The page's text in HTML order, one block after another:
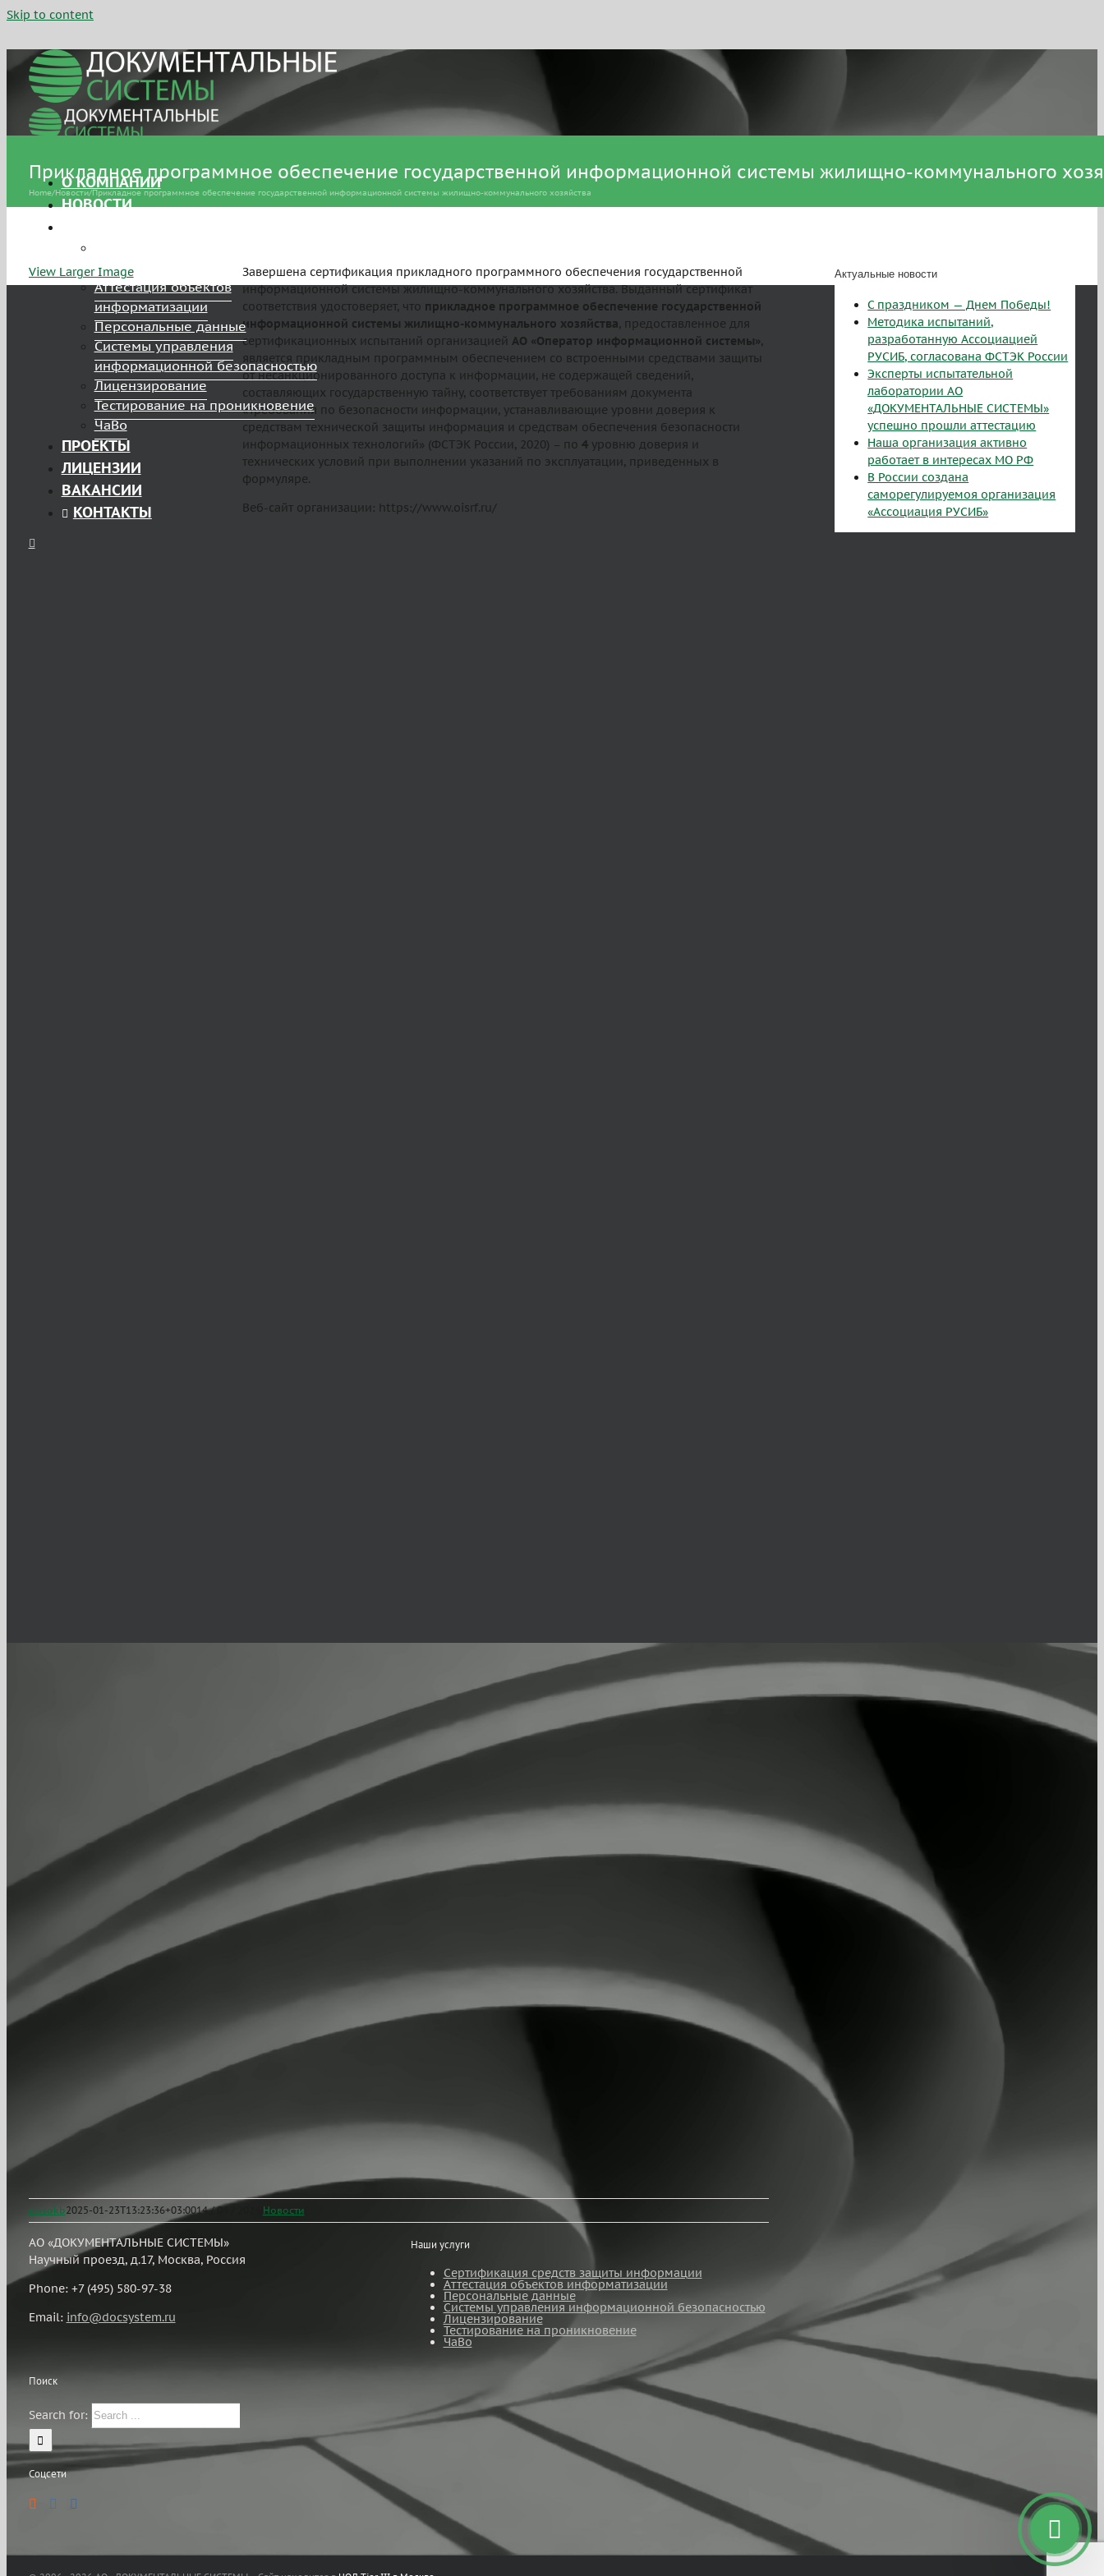
Skip to content
О КОМПАНИИ
НОВОСТИ
информации
Аттестация объектов
информатизации
Персональные данные
Системы управления
информационной безопасностью
Лицензирование
Тестирование на проникновение
ЧаВо
ПРОЕКТЫ
ЛИЦЕНЗИИ
ВАКАНСИИ
КОНТАКТЫ
Прикладное программное обеспечение государственной информационной системы жилищно-коммунального
Home/Новости/Прикладное программное обеспечение государственной информационной системы жилищно-коммунального хозяйства
View Larger Image
Завершена сертификация прикладного программного обеспечения государственной
информационной системы жилищно-коммунального хозяйства. Выданный сертификат
соответствия удостоверяет, что прикладное программное обеспечение государственной
информационной системы жилищно-коммунального хозяйства, предоставленное для
сертификационных испытаний организацией АО «Оператор информационной системы»,
является прикладным программным обеспечением со встроенными средствами защиты
от несанкционированного доступа к информации, не содержащей сведений,
составляющих государственную тайну, соответствует требованиям документа
«Требования по безопасности информации, устанавливающие уровни доверия к
средствам технической защиты информация и средствам обеспечения безопасности
информационных технологий» (ФСТЭК России, 2020) – по 4уровню доверия и
технических условий при выполнении указаний по эксплуатации, приведенных в
формуляре.
Веб-сайт организации: https://www.oisrf.ru/
niisokb2025-01-23T13:23:36+03:0014 / 04 / 2024 Новости
Актуальные новости
С праздником — Днем Победы!
Методика испытаний,
разработанную Ассоциацией
РУСИБ, согласована ФСТЭК России
Эксперты испытательной
лаборатории АО
«ДОКУМЕНТАЛЬНЫЕ СИСТЕМЫ»
успешно прошли аттестацию
Наша организация активно
работает в интересах МО РФ
В России создана
саморегулируемоя организация
«Ассоциация РУСИБ»
АО «ДОКУМЕНТАЛЬНЫЕ СИСТЕМЫ»
Научный проезд, д.17, Москва, Россия
Phone: +7 (495) 580-97-38
Email: info@docsystem.ru
Наши услуги
Сертификация средств защиты информации
Аттестация объектов информатизации
Персональные данные
Системы управления информационной безопасностью
Лицензирование
Тестирование на проникновение
ЧаВо
Поиск
Search for:
Соцсети